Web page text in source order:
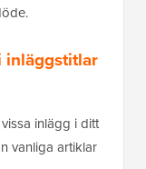
inläggstitlar
inlägg i ditt
vanliga artiklar